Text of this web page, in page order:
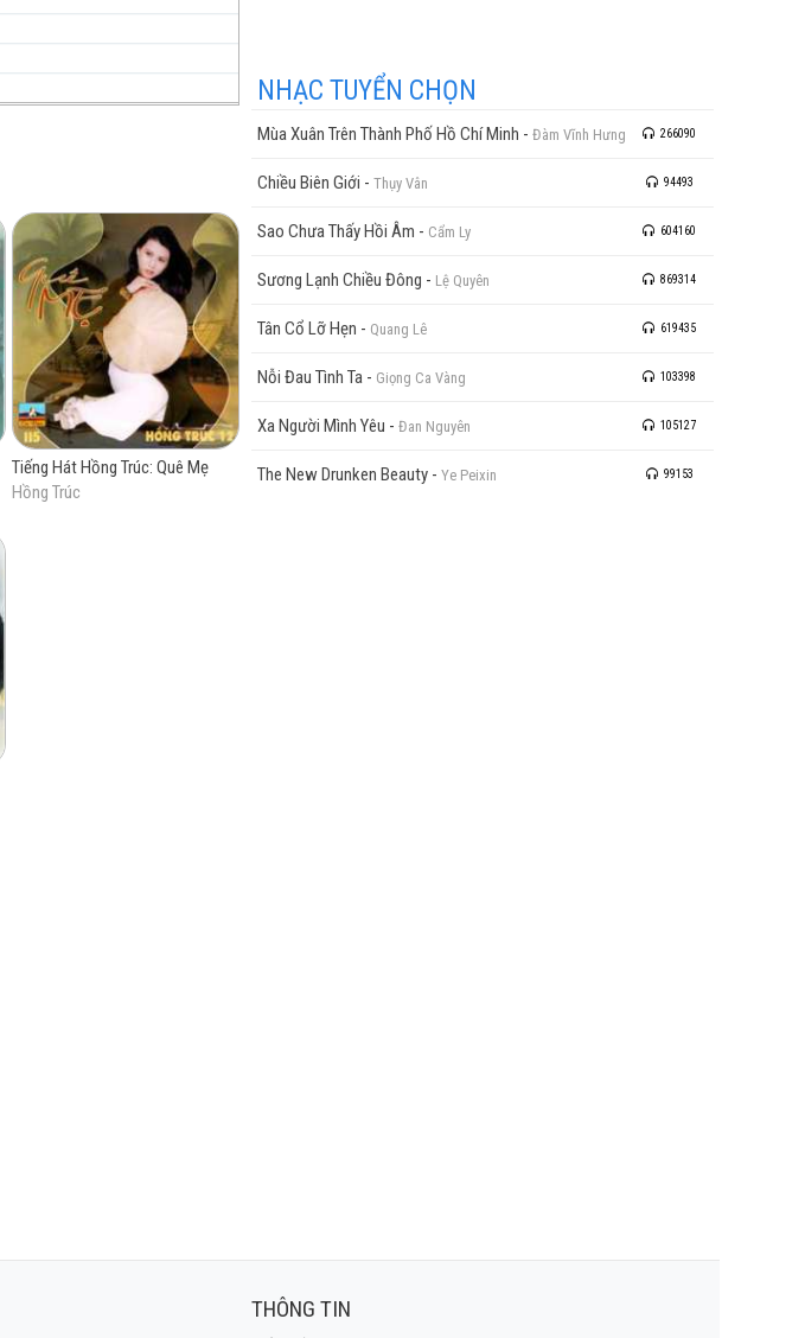
Tiếng Hát Hồng Trúc: Quê Mẹ
Hồng Trúc
NHẠC TUYỂN CHỌN
Mùa Xuân Trên Thành Phố Hồ Chí Minh - Đàm Vĩnh Hưng 266090
Chiều Biên Giới - Thụy Vân 94493
Sao Chưa Thấy Hồi Âm - Cẩm Ly 604160
Sương Lạnh Chiều Đông - Lệ Quyên 869314
Tân Cổ Lỡ Hẹn - Quang Lê 619435
Nỗi Đau Tình Ta - Giọng Ca Vàng 103398
Xa Người Mình Yêu - Đan Nguyên 105127
The New Drunken Beauty - Ye Peixin 99153
THÔNG TIN